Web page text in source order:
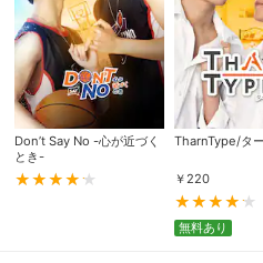
Don’t Say No -心が近づく
とき-
TharnType/タ
￥ 220
無料あり